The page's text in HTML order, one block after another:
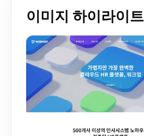
이미지 하이라이트